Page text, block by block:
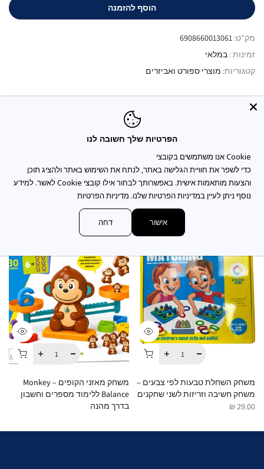
הוסף להזמנה
מק"ט: 6908660013061
זמינות : במלאי
קטגוריות: מוצרי ספורט ואביזרים
You may also like
משחק השחלת טבעות לפי צבעים –
משחק חשיבה וזריזות לשני שחקנים
29.00 ₪
משחק מאזני הקופים – Monkey
Balance ללימוד מספרים וחשבון
בדרך מהנה
הפרטיות שלך חשובה לנו
כדי לשפר את חוויית הגלישה באתר, לנתח את השימוש באתר ולהציג תוכן
והצעות מותאמות אישית. באפשרותך לבחור אילו קובצי Cookie לאשר. למידע
נוסף ניתן לעיין במדיניות הפרטיות שלנו. מדיניות הפרטיות
אישור דחה